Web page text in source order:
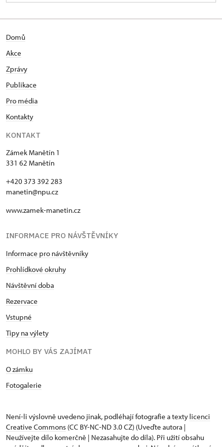
Domů
Akce
Zprávy
Publikace
Pro média
Kontakty
KONTAKT
Zámek Manětín 1
331 62 Manětín
+420 373 392 283
manetin@npu.cz
www.zamek-manetin.cz
INFORMACE PRO NÁVŠTĚVNÍKY
Informace pro návštěvníky
Prohlídkové okruhy
Návštěvní doba
Rezervace
Vstupné
Tipy na výlety
MOHLO BY VÁS ZAJÍMAT
O zámku
Fotogalerie
Není-li výslovně uvedeno jinak, podléhají fotografie a texty licenci
Creative Commons (CC BY-NC-ND 3.0 CZ) (Uveďte autora |
Neužívejte dílo komerčně | Nezasahujte do díla). Při užití obsahu